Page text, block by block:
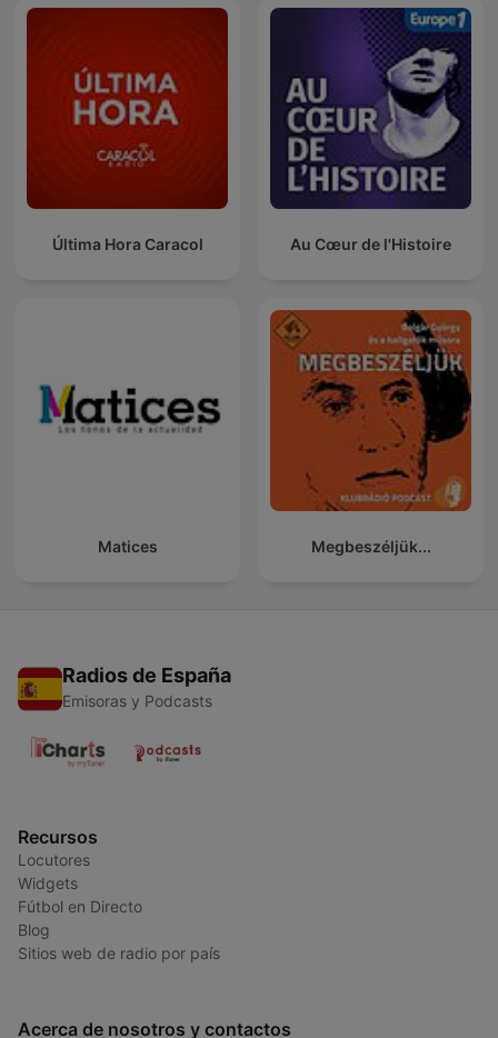
Última Hora Caracol Au Cœur de l'Histoire
Matices Megbeszéljük...
Radios de España
Emisoras y Podcasts
Recursos
Locutores
Widgets
Fútbol en Directo
Blog
Sitios web de radio por país
Acerca de nosotros y contactos